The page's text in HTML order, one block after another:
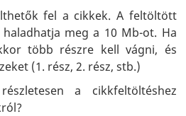
fel a cikkek. A feltöltött
meg a 10 Mb-ot. Ha
több részre kell vágni, és
(1. rész, 2. rész, stb.)
a cikkfeltöltéshez